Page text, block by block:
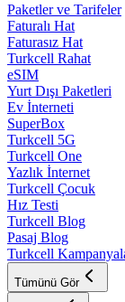
Paketler ve Tarifeler
Faturalı Hat
Faturasız Hat
Turkcell Rahat
eSIM
Yurt Dışı Paketleri
Ev İnterneti
SuperBox
Turkcell 5G
Turkcell One
Yazlık İnternet
Turkcell Çocuk
Hız Testi
Turkcell Blog
Pasaj Blog
Turkcell
Tümünü Gör